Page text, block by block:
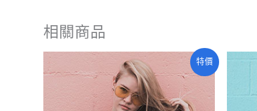
相關商品
特價
始
價
£35.00。
價
格：
£25.00。